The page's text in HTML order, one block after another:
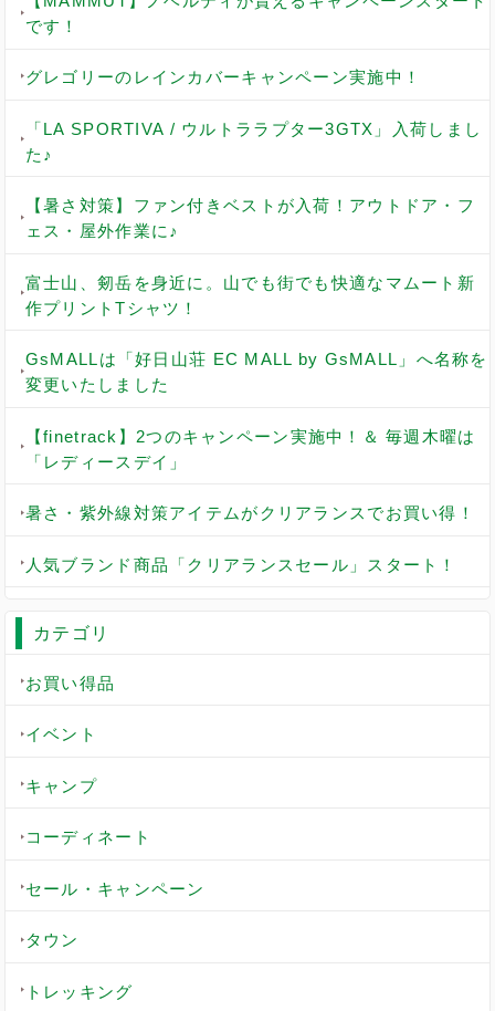
です！
グレゴリーのレインカバーキャンペーン実施中！
「LA SPORTIVA / ウルトララプター3GTX」入荷しまし
た♪
【暑さ対策】ファン付きベストが入荷！アウトドア・フ
ェス・屋外作業に♪
富士山、剱岳を身近に。山でも街でも快適なマムート新
作プリントTシャツ！
GsMALLは「好日山荘 EC MALL by GsMALL」へ名称を
変更いたしました
【finetrack】2つのキャンペーン実施中！＆ 毎週木曜は
「レディースデイ」
暑さ・紫外線対策アイテムがクリアランスでお買い得！
人気ブランド商品「クリアランスセール」スタート！
カテゴリ
お買い得品
イベント
キャンプ
コーディネート
セール・キャンペーン
タウン
トレッキング